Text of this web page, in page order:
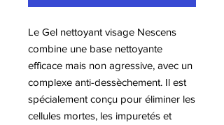
Le Gel nettoyant visage Nescens
combine une base nettoyante
efficace mais non agressive, avec un
complexe anti-dessèchement. Il est
spécialement conçu pour éliminer les
cellules mortes, les impuretés et